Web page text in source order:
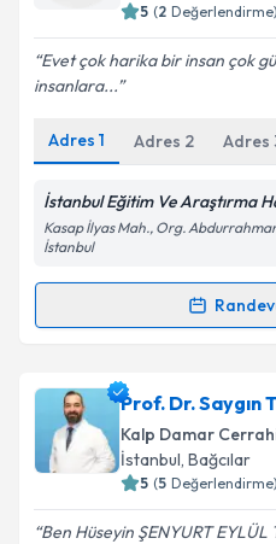
Kişisel verilerimin
Metni
Takvim
5 (2 Değerlendirme)
Evet çok harika bir insan çok
insanlara...
Adres 1 Adres 2 Adres
İstanbul Eğitim Ve Araştırma
Kasap İlyas Mah., Org.
İstanbul
Randevu Takvimi
Uzm. Dr. Cafer Sadık
talebi oluşturun. Size bu
için bir takvim
bilgilendireceğiz.
E-posta Adresiniz
Prof. Dr. Saygın
Kalp Damar
İstanbul, Bağcılar
5 (5 Değerlendirme)
Ben Hüseyin ŞENYURT